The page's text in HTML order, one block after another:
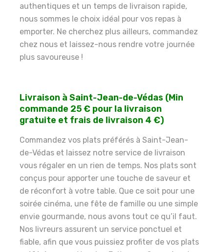
authentiques et un temps de livraison rapide,
nous sommes le choix idéal pour vos repas à
emporter. Ne cherchez plus ailleurs, commandez
chez nous et laissez-nous rendre votre journée
plus savoureuse !
Livraison à Saint-Jean-de-Védas (Min
commande 25 € pour la livraison
gratuite et frais de livraison 4 €)
Commandez vos plats préférés à Saint-Jean-
de-Védas et laissez notre service de livraison
vous régaler en un rien de temps. Nos plats sont
conçus pour apporter une touche de saveur et
de réconfort à votre table. Que ce soit pour une
soirée cinéma, une fête de famille ou une simple
envie gourmande, nous avons tout ce qu’il faut.
Nos livreurs assurent un service ponctuel et
fiable, afin que vous puissiez profiter de vos plats